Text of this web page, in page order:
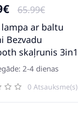
65.99€
ar baltu
Bezvadu
skaļrunis 3in1
Zoe Pink
2-4 dienas
0 Atsauksme(s)